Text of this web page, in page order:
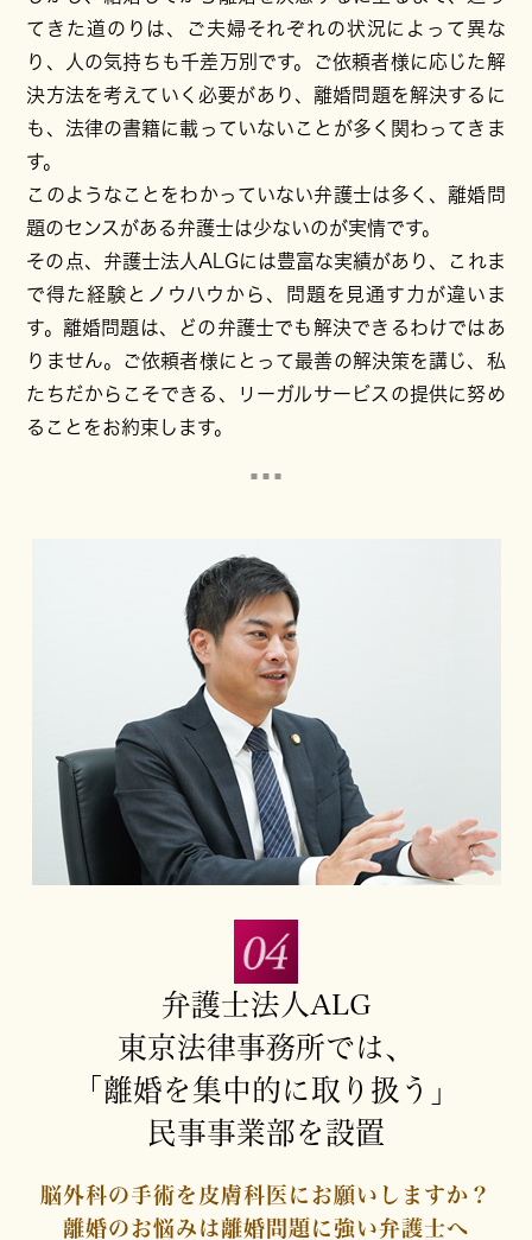
てきた道のりは、ご夫婦それぞれの状況によって異な
り、人の気持ちも千差万別です。ご依頼者様に応じた解
決方法を考えていく必要があり、離婚問題を解決するに
も、法律の書籍に載っていないことが多く関わってきま
す。
このようなことをわかっていない弁護士は多く、離婚問
題のセンスがある弁護士は少ないのが実情です。
その点、弁護士法人ALGには豊富な実績があり、これま
で得た経験とノウハウから、問題を見通す力が違いま
す。離婚問題は、どの弁護士でも解決できるわけではあ
りません。ご依頼者様にとって最善の解決策を講じ、私
たちだからこそできる、リーガルサービスの提供に努め
ることをお約束します。
弁護士法人ALG
東京法律事務所では、
「離婚を集中的に取り扱う」
民事事業部を設置
脳外科の手術を皮膚科医に お願いしますか？
離婚のお悩みは離婚問題に強い弁護士へ